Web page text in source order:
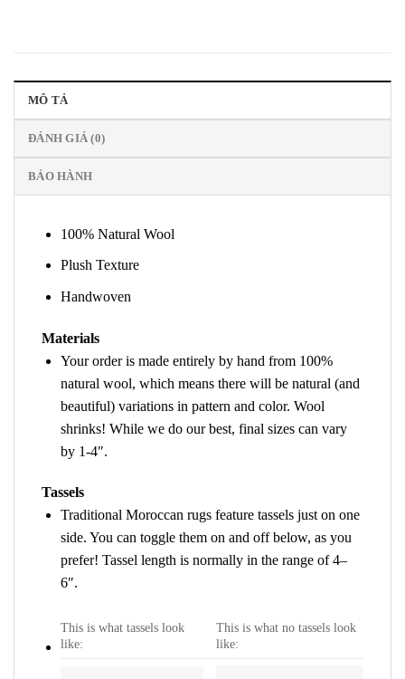
MÔ TẢ
ĐÁNH GIÁ (0)
BẢO HÀNH
100% Natural Wool
Plush Texture
Handwoven
Materials
Your order is made entirely by hand from 100%
natural wool, which means there will be natural (and
beautiful) variations in pattern and color. Wool
shrinks! While we do our best, final sizes can vary
by 1-4″.
Tassels
Traditional Moroccan rugs feature tassels just on one
side. You can toggle them on and off below, as you
prefer! Tassel length is normally in the range of 4–
6″.
This is what tassels look
like:
This is what no tassels look
like: